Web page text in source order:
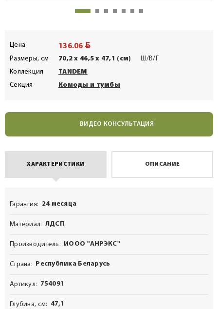
Цена 136.06 BYN
Размеры, см 70,2 x 46,5 x 47,1 (см)
Ш/В/Г
Коллекция
TANDEM
Секция
Комоды и тумбы
ВИДЕО КОНСУЛЬТАЦИЯ
ХАРАКТЕРИСТИКИ ОПИСАНИЕ
Гарантия 24 месяца
Материал ЛДСП
Производитель ИООО "АНРЭКС"
Страна Республика Беларусь
Артикул 754091
Глубина, см 47,1